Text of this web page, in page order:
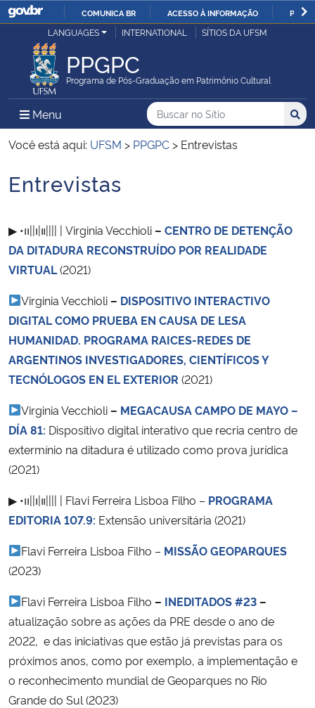
IR
COMUNICA BR ACESSO À INFORMAÇÃO
Ministério da Justiça e Segurança Pública
Ministério da Defesa
Ministério das Relações Exteriores
Ministério da Economia
Ministério da Agricultura, Pecuária e Abastecimento
Ministério da Cidadania
Ministério da Saúde
Ministério da Ciência, Tecnologia, Inovações e Comunicações
Ministério do Meio Ambiente
Ministério do Desenvolvimento Regional
Ministério da Mulher, da Família e dos Direitos Humanos
Secretaria-Geral
Secretaria de Governo
LANGUAGES INTERNATIONAL SÍTIOS DA UFSM
PPGPC
Programa de Pós-Graduação em Patrimônio Cultural
Menu Menu Principal do Sítio
Busca
Buscar no no Sítio
Busca:
Você está aqui: UFSM > PPGPC > Entrevistas
Início do conteúdo
Entrevistas
▶︎ •၊၊||၊|။|||| | Virginia Vecchioli – CENTRO DE DETENÇÃO
DA DITADURA RECONSTRUÍDO POR REALIDADE
VIRTUAL(2021)
Virginia Vecchioli – DISPOSITIVO INTERACTIVO
DIGITAL COMO PRUEBA EN CAUSA DE LESA
HUMANIDAD. PROGRAMA RAICES-REDES DE
ARGENTINOS INVESTIGADORES, CIENTÍFICOS Y
TECNÓLOGOS EN EL EXTERIOR (2021)
Virginia Vecchioli – MEGACAUSA CAMPO DE MAYO –
DÍA 81: Dispositivo digital interativo que recria centro de
extermínio na ditadura é utilizado como prova jurídica
(2021)
▶︎ •၊၊||၊|။|||| | Flavi Ferreira Lisboa Filho – PROGRAMA
EDITORIA 107.9: Extensão universitária (2021)
Flavi Ferreira Lisboa Filho – MISSÃO GEOPARQUES
(2023)
Flavi Ferreira Lisboa Filho – INEDITADOS #23 –
atualização sobre as ações da PRE desde o ano de
2022, e das iniciativas que estão já previstas para os
próximos anos, como por exemplo, a implementação e
o reconhecimento mundial de Geoparques no Rio
Grande do Sul (2023)